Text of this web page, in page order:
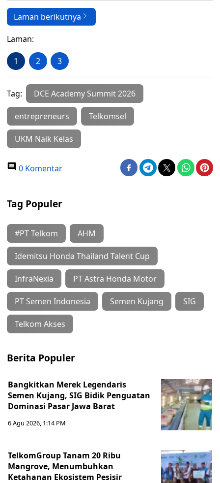
Laman berikutnya
Laman:
1 2 3
Tag: DCE Academy Summit 2026
entrepreneurs Telkomsel
UKM Naik Kelas
0 Komentar
Tag Populer
#PT Telkom AHM
Idemitsu Honda Thailand Talent Cup
InfraNexia PT Astra Honda Motor
PT Semen Indonesia Semen Kujang SIG
Telkom Akses
Berita Populer
Bangkitkan Merek Legendaris
Semen Kujang, SIG Bidik Penguatan
Dominasi Pasar Jawa Barat
6 Agu 2026, 1:14 PM
TelkomGroup Tanam 20 Ribu
Mangrove, Menumbuhkan
Ketahanan Ekosistem Pesisir